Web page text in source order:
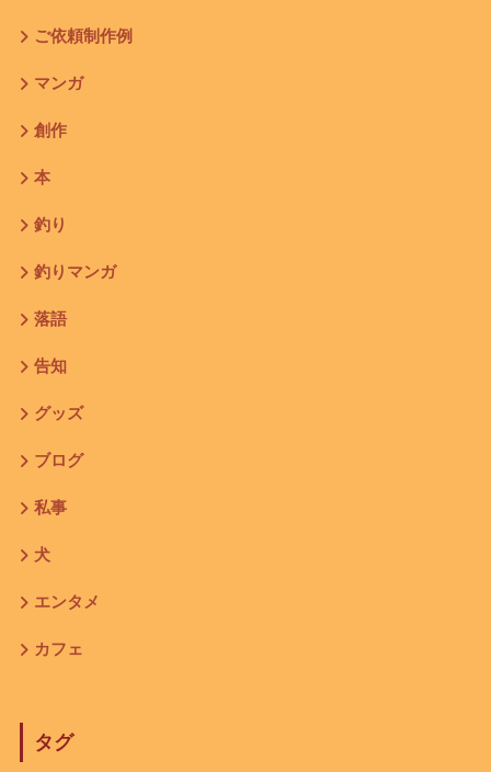
ご依頼制作例
マンガ
創作
本
釣り
釣りマンガ
落語
告知
グッズ
ブログ
私事
犬
エンタメ
カフェ
タグ